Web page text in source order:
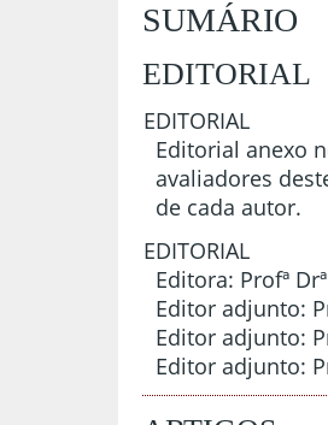
SUMÁRIO
EDITORIAL
EDITORIAL
Editorial anexo
avaliadores
de cada autor.
EDITORIAL
Editora: Profª
Editor adjunto:
Editor adjunto:
Editor adjunto: